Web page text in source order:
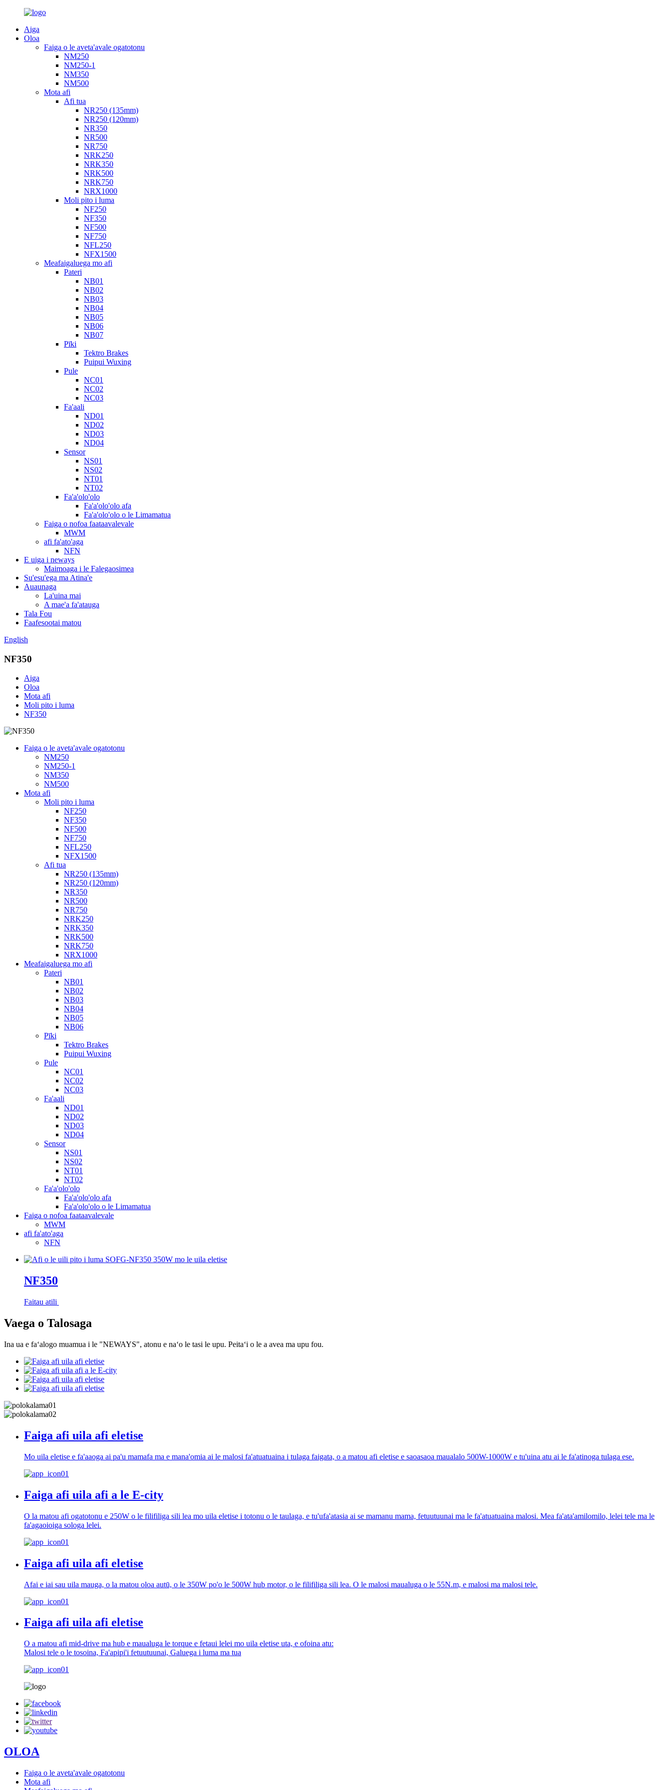
Aiga
Oloa
Faiga o le aveta'avale ogatotonu
NM250
NM250-1
NM350
NM500
Mota afi
Afi tua
NR250 (135mm)
NR250 (120mm)
NR350
NR500
NR750
NRK250
NRK350
NRK500
NRK750
NRX1000
Moli pito i luma
NF250
NF350
NF500
NF750
NFL250
NFX1500
Meafaigaluega mo afi
Pateri
NB01
NB02
NB03
NB04
NB05
NB06
NB07
Pīki
Tektro Brakes
Puipui Wuxing
Pule
NC01
NC02
NC03
Fa'aali
ND01
ND02
ND03
ND04
Sensor
NS01
NS02
NT01
NT02
Fa'a'olo'olo
Fa'a'olo'olo afa
Fa'a'olo'olo o le Limamatua
Faiga o nofoa faataavalevale
MWM
afi fa'ato'aga
NFN
E uiga i neways
Maimoaga i le Falegaosimea
Su'esu'ega ma Atina'e
Auaunaga
La'uina mai
A mae'a fa'atauga
Tala Fou
Faafesootai matou
English
NF350
Aiga
Oloa
Mota afi
Moli pito i luma
NF350
Faiga o le aveta'avale ogatotonu
NM250
NM250-1
NM350
NM500
Mota afi
Moli pito i luma
NF250
NF350
NF500
NF750
NFL250
NFX1500
Afi tua
NR250 (135mm)
NR250 (120mm)
NR350
NR500
NR750
NRK250
NRK350
NRK500
NRK750
NRX1000
Meafaigaluega mo afi
Pateri
NB01
NB02
NB03
NB04
NB05
NB06
Pīki
Tektro Brakes
Puipui Wuxing
Pule
NC01
NC02
NC03
Fa'aali
ND01
ND02
ND03
ND04
Sensor
NS01
NS02
NT01
NT02
Fa'a'olo'olo
Fa'a'olo'olo afa
Fa'a'olo'olo o le Limamatua
Faiga o nofoa faataavalevale
MWM
afi fa'ato'aga
NFN
NF350
Faitau atili
Vaega o Talosaga
Ina ua e faʻalogo muamua i le "NEWAYS", atonu e naʻo le tasi le upu. Peitaʻi o le a avea ma upu fou.
Faiga afi uila afi eletise
Mo uila eletise e fa'aaoga ai pa'u mamafa ma e mana'omia ai le malosi fa'atuatuaina i tulaga faigata, o a matou afi eletise e saoasaoa maualalo 500W-1000W e tu'uina atu ai le fa'atinoga tulaga ese.
Faiga afi uila afi a le E-city
O la matou afi ogatotonu e 250W o le filifiliga sili lea mo uila eletise i totonu o le taulaga, e tu'ufa'atasia ai se mamanu mama, fetuutuunai ma le fa'atuatuaina malosi. Mea fa'ata'amilomilo, lelei tele ma le
fa'agaoioiga sologa lelei.
Faiga afi uila afi eletise
Afai e iai sau uila mauga, o la matou oloa autū, o le 350W po'o le 500W hub motor, o le filifiliga sili lea. O le malosi maualuga o le 55N.m, e malosi ma malosi tele.
Faiga afi uila afi eletise
O a matou afi mid-drive ma hub e maualuga le torque e fetaui lelei mo uila eletise uta, e ofoina atu:
Malosi tele o le tosoina, Fa'apipi'i fetuutuunai, Galuega i luma ma tua
OLOA
Faiga o le aveta'avale ogatotonu
Mota afi